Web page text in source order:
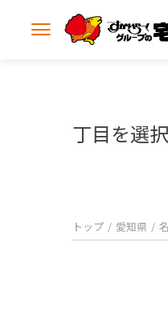
メ
丁目を選
トップ 愛知県